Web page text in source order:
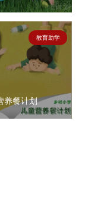
养餐计划
教育助学